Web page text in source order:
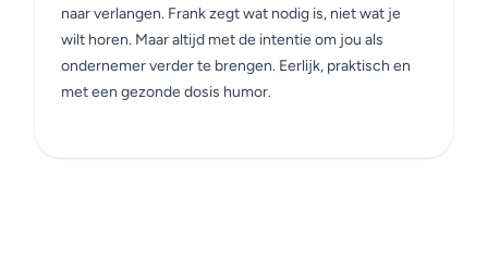
naar verlangen. Frank zegt wat nodig is, niet wat je
wilt horen. Maar altijd met de intentie om jou als
ondernemer verder te brengen. Eerlijk, praktisch en
met een gezonde dosis humor.